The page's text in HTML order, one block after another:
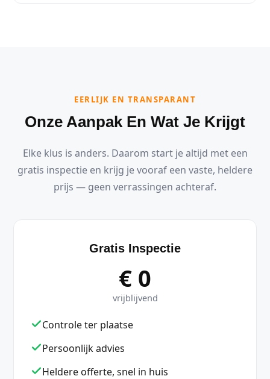
EERLIJK EN TRANSPARANT
Onze Aanpak En Wat Je Krijgt
Elke klus is anders. Daarom start je altijd met een
gratis inspectie en krijg je vooraf een vaste, heldere
prijs — geen verrassingen achteraf.
Gratis Inspectie
€ 0
vrijblijvend
Controle ter plaatse
Persoonlijk advies
Heldere offerte, snel in huis